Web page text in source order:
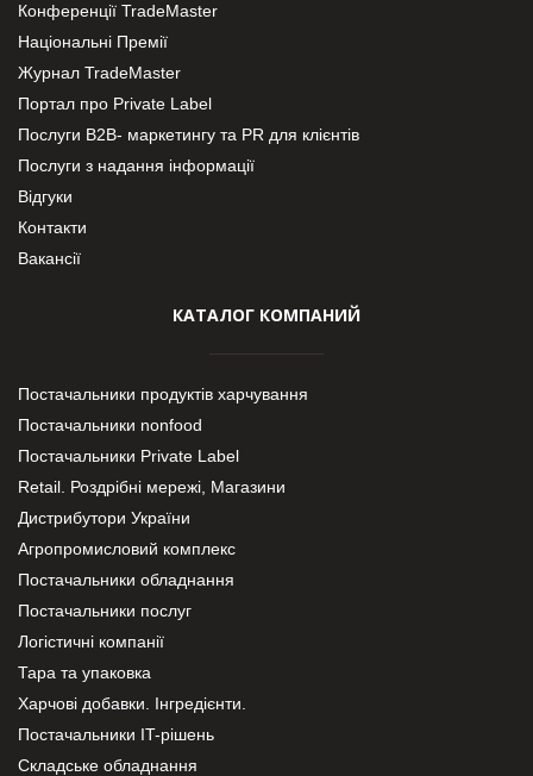
Конференції TradeMaster
Національні Премії
Журнал TradeMaster
Портал про Private Label
Послуги В2В- маркетингу та PR для клієнтів
Послуги з надання інформації
Відгуки
Контакти
Вакансії
КАТАЛОГ КОМПАНИЙ
Постачальники продуктів харчування
Постачальники nonfood
Постачальники Private Label
Retail. Роздрібні мережі, Магазини
Дистрибутори України
Агропромисловий комплекс
Постачальники обладнання
Постачальники послуг
Логістичні компанії
Тара та упаковка
Харчові добавки. Інгредієнти.
Постачальники IT-рішень
Складське обладнання